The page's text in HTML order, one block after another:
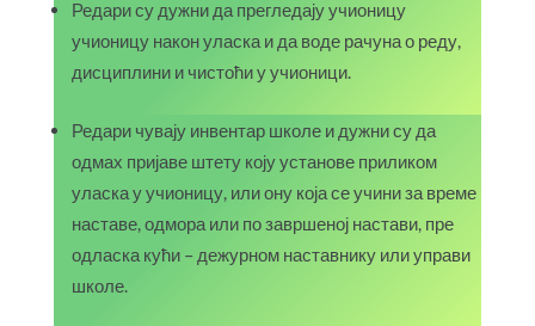
Редари су дужни да прегледају учионицу
учионицу након уласка и да воде рачуна о реду,
дисциплини и чистоћи у учионици.
Редари чувају инвентар школе и дужни су да
одмах пријаве штету коју установе приликом
уласка у учионицу, или ону која се учини за време
наставе, одмора или по завршеној настави, пре
одласка кући – дежурном наставнику или управи
школе.